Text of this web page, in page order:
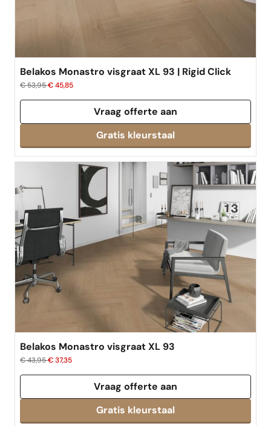
Belakos Monastro visgraat XL 93 | Rigid Click
€ 53,95€ 45,85
Vraag offerte aan
Belakos Monastro visgraat XL 93
€ 43,95€ 37,35
Vraag offerte aan